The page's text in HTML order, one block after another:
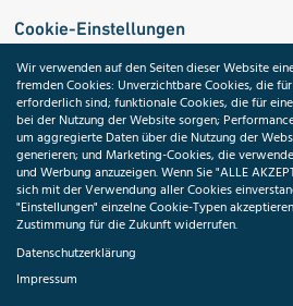
Cookie-Einstellungen
ToolPool
Folgen Sie uns:
Wir verwenden auf den Seiten dieser Website
fremden Cookies: Unverzichtbare Cookies, die
erforderlich sind; funktionale Cookies, die für
bei der Nutzung der Website sorgen;
um aggregierte Daten über die Nutzung der
generieren; und Marketing-Cookies, die
und Werbung anzuzeigen. Wenn Sie "ALLE
sich mit der Verwendung aller Cookies
"Einstellungen" einzelne Cookie-Typen
Zustimmung für die Zukunft widerrufen.
Datenschutzerklärung
Impressum